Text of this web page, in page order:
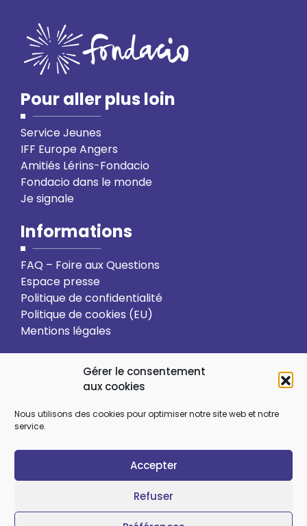
Gérer le consentement
aux cookies
Nous utilisons des cookies pour optimiser notre site web et notre
service.
Accepter
Refuser
Pour aller plus loin
Service Jeunes
IFF Europe Angers
Amitiés Lérins-Fondacio
Fondacio dans le monde
Je signale
Informations
FAQ – Foire aux Questions
Espace presse
Politique de confidentialité
Politique de cookies (EU)
Mentions légales
Action solidaire Formation
Ecologie intégrale